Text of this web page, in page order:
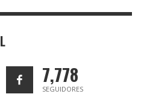
7,778
SEGUIDORES